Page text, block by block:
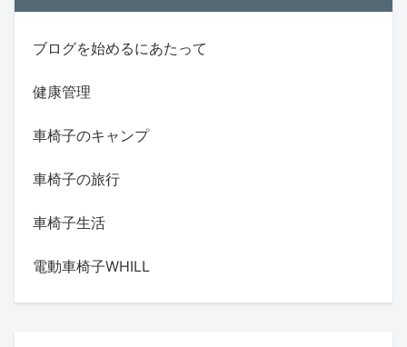
ブログを始めるにあたって
健康管理
車椅子のキャンプ
車椅子の旅行
車椅子生活
電動車椅子WHILL